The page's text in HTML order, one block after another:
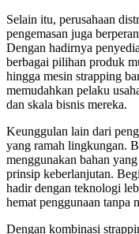
Selain itu, perusahaan
pengemasan juga
Dengan hadirnya
berbagai pilihan produk
hingga mesin strapping
memudahkan pelaku
dan skala bisnis mereka.
Keunggulan lain dari
yang ramah lingkungan.
menggunakan bahan
prinsip keberlanjutan.
hadir dengan teknologi
hemat penggunaan tanpa
Dengan kombinasi